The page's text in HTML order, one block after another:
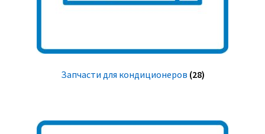
Запчасти для кондиционеров (28)